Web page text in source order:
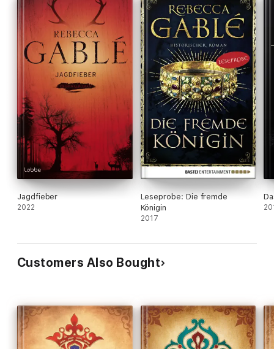
Jagdfieber
2022
Leseprobe: Die fremde
Königin
2017
Customers Also Bought